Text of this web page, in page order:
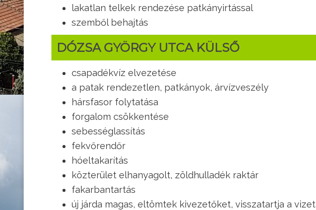
lakatlan telkek rendezése patkányirtással
szemből behajtás
DÓZSA GYÖRGY UTCA KÜLSŐ
csapadékvíz elvezetése
a patak rendezetlen, patkányok, árvízveszély
hársfasor folytatása
forgalom csökkentése
sebességlassítás
fekvőrendőr
hóeltakarítás
közterület elhanyagolt, zöldhulladék raktár
fakarbantartás
új járda magas, eltömtek kivezetőket, visszatartja a vizet